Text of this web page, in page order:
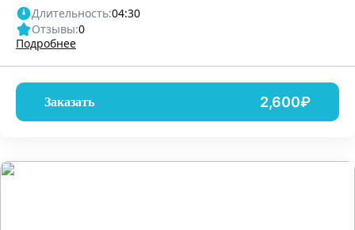
Длительность:04:30
Отзывы:0
Подробнее
Заказать 2,600₽